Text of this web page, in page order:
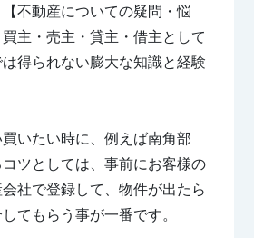
不動産についての疑問・悩
主・売主・貸主・借主として
得られない膨大な知識と経験
いたい時に、例えば南角部
ツとしては、事前にお客様の
社で登録して、物件が出たら
てもらう事が一番です。